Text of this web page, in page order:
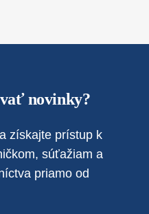
novinky?
získajte prístup k
súťažiam a
priamo od